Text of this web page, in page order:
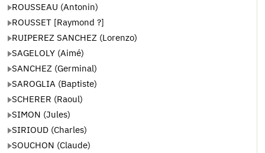
ROUSSEAU (Antonin)
ROUSSET [Raymond ?]
RUIPEREZ SANCHEZ (Lorenzo)
SAGELOLY (Aimé)
SANCHEZ (Germinal)
SAROGLIA (Baptiste)
SCHERER (Raoul)
SIMON (Jules)
SIRIOUD (Charles)
SOUCHON (Claude)